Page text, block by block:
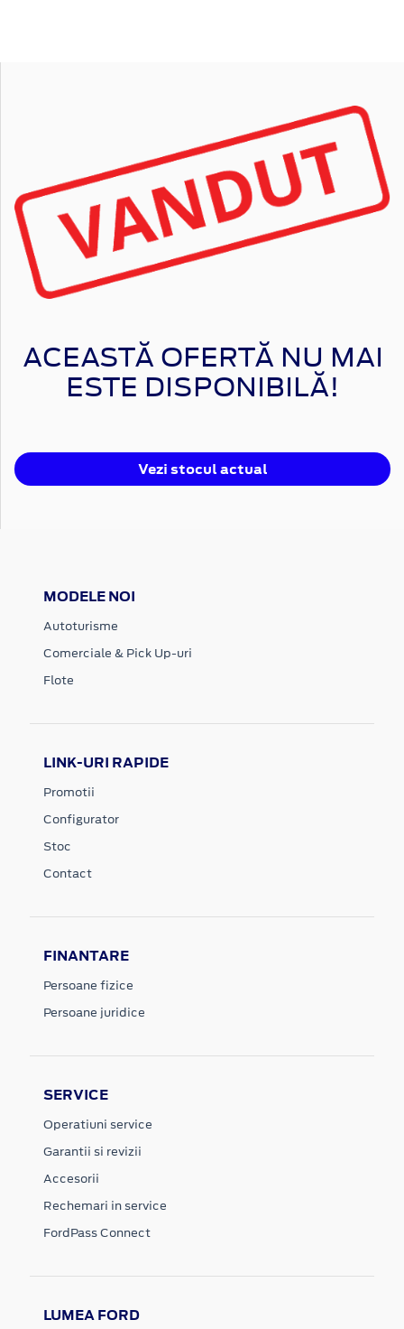
ACEASTĂ OFERTĂ NU MAI
ESTE DISPONIBILĂ!
Vezi stocul actual
MODELE NOI
Autoturisme
Comerciale & Pick Up-uri
Flote
LINK-URI RAPIDE
Promotii
Configurator
Stoc
Contact
FINANTARE
Persoane fizice
Persoane juridice
SERVICE
Operatiuni service
Garantii si revizii
Accesorii
Rechemari in service
FordPass Connect
LUMEA FORD